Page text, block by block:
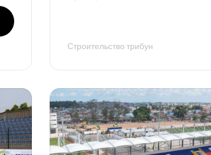
Строительство трибун